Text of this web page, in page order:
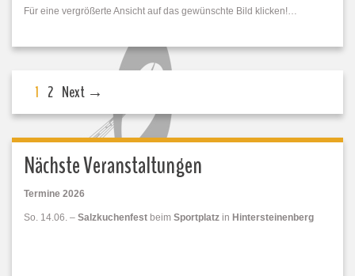
Für eine vergrößerte Ansicht auf das gewünschte Bild klicken!…
1 2 Next →
Nächste Veranstaltungen
Termine 2026
So. 14.06. – Salzkuchenfest beim Sportplatz in Hintersteinenberg